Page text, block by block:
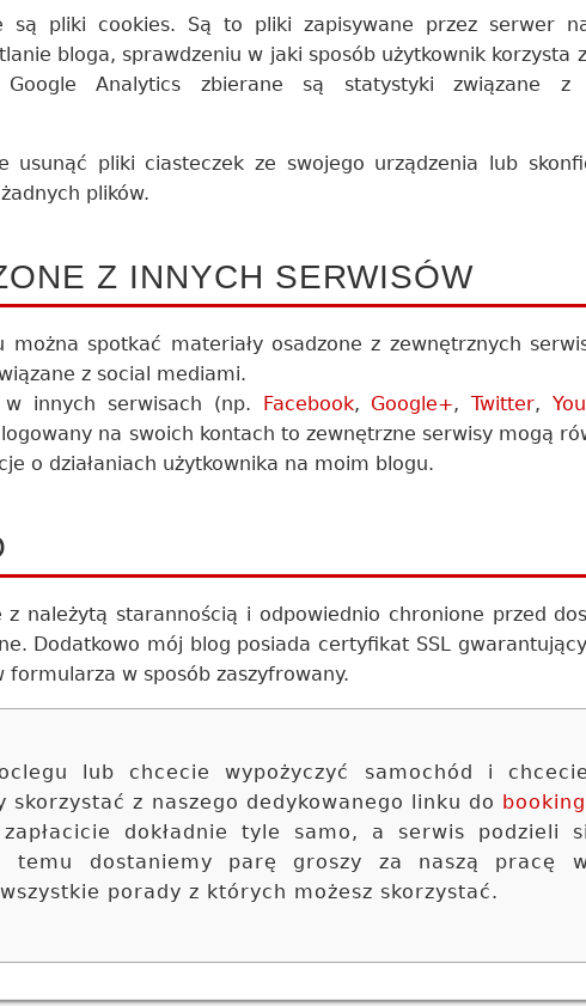
są pliki cookies. Są to pliki zapisywane przez serwer
bloga, sprawdzeniu w jaki sposób użytkownik korzysta
Analytics zbierane są statystyki związane z
usunąć pliki ciasteczek ze swojego urządzenia lub
plików.
Z INNYCH SERWISÓW
spotkać materiały osadzone z zewnętrznych
z social mediami.
w innych serwisach (np. Facebook, Google+,Twitter,
na swoich kontach to zewnętrzne serwisy mogą
o działaniach użytkownika na moim blogu.
z należytą starannością i odpowiednio chronione przed
Dodatkowo mój blog posiada certyfikat SSL
w sposób zaszyfrowany.
lub chcecie wypożyczyć samochód i
z naszego dedykowanego linku do
dokładnie tyle samo, a serwis podzieli
temu dostaniemy parę groszy za naszą pracę
porady z których możesz skorzystać.